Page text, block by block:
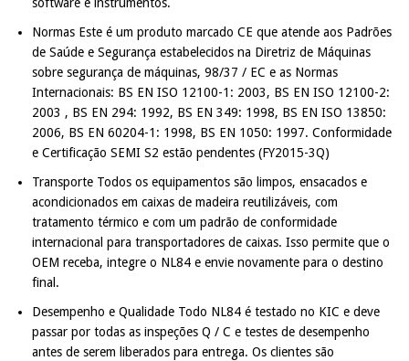
Normas Este é um produto marcado CE que atende aos Padrões
de Saúde e Segurança estabelecidos na Diretriz de Máquinas
sobre segurança de máquinas, 98/37 / EC e as Normas
Internacionais: BS EN ISO 12100-1: 2003, BS EN ISO 12100-2:
2003 , BS EN 294: 1992, BS EN 349: 1998, BS EN ISO 13850:
2006, BS EN 60204-1: 1998, BS EN 1050: 1997. Conformidade
e Certificação SEMI S2 estão pendentes (FY2015-3Q)
Transporte Todos os equipamentos são limpos, ensacados e
acondicionados em caixas de madeira reutilizáveis, com
tratamento térmico e com um padrão de conformidade
internacional para transportadores de caixas. Isso permite que o
OEM receba, integre o NL84 e envie novamente para o destino
final.
Desempenho e Qualidade Todo NL84 é testado no KIC e deve
passar por todas as inspeções Q / C e testes de desempenho
antes de serem liberados para entrega. Os clientes são